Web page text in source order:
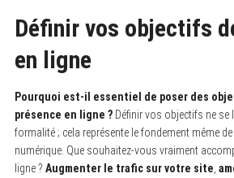
Définir vos objectifs
en ligne
Pourquoi est-il essentiel de poser des
présence en ligne ?Définir vos objectifs ne se
formalité ; cela représente le fondement même
numérique. Que souhaitez-vous vraiment
ligne ? Augmenter le trafic sur votre site